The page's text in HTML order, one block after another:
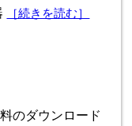
［続きを読む］
のダウンロード